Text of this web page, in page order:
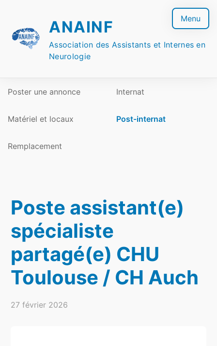
content
ANAINF
Association des Assistants et Internes en
Neurologie
Menu
Poster une annonce Internat
Matériel et locaux Post-internat
Remplacement
Poste assistant(e)
spécialiste
partagé(e) CHU
Toulouse / CH Auch
27 février 2026